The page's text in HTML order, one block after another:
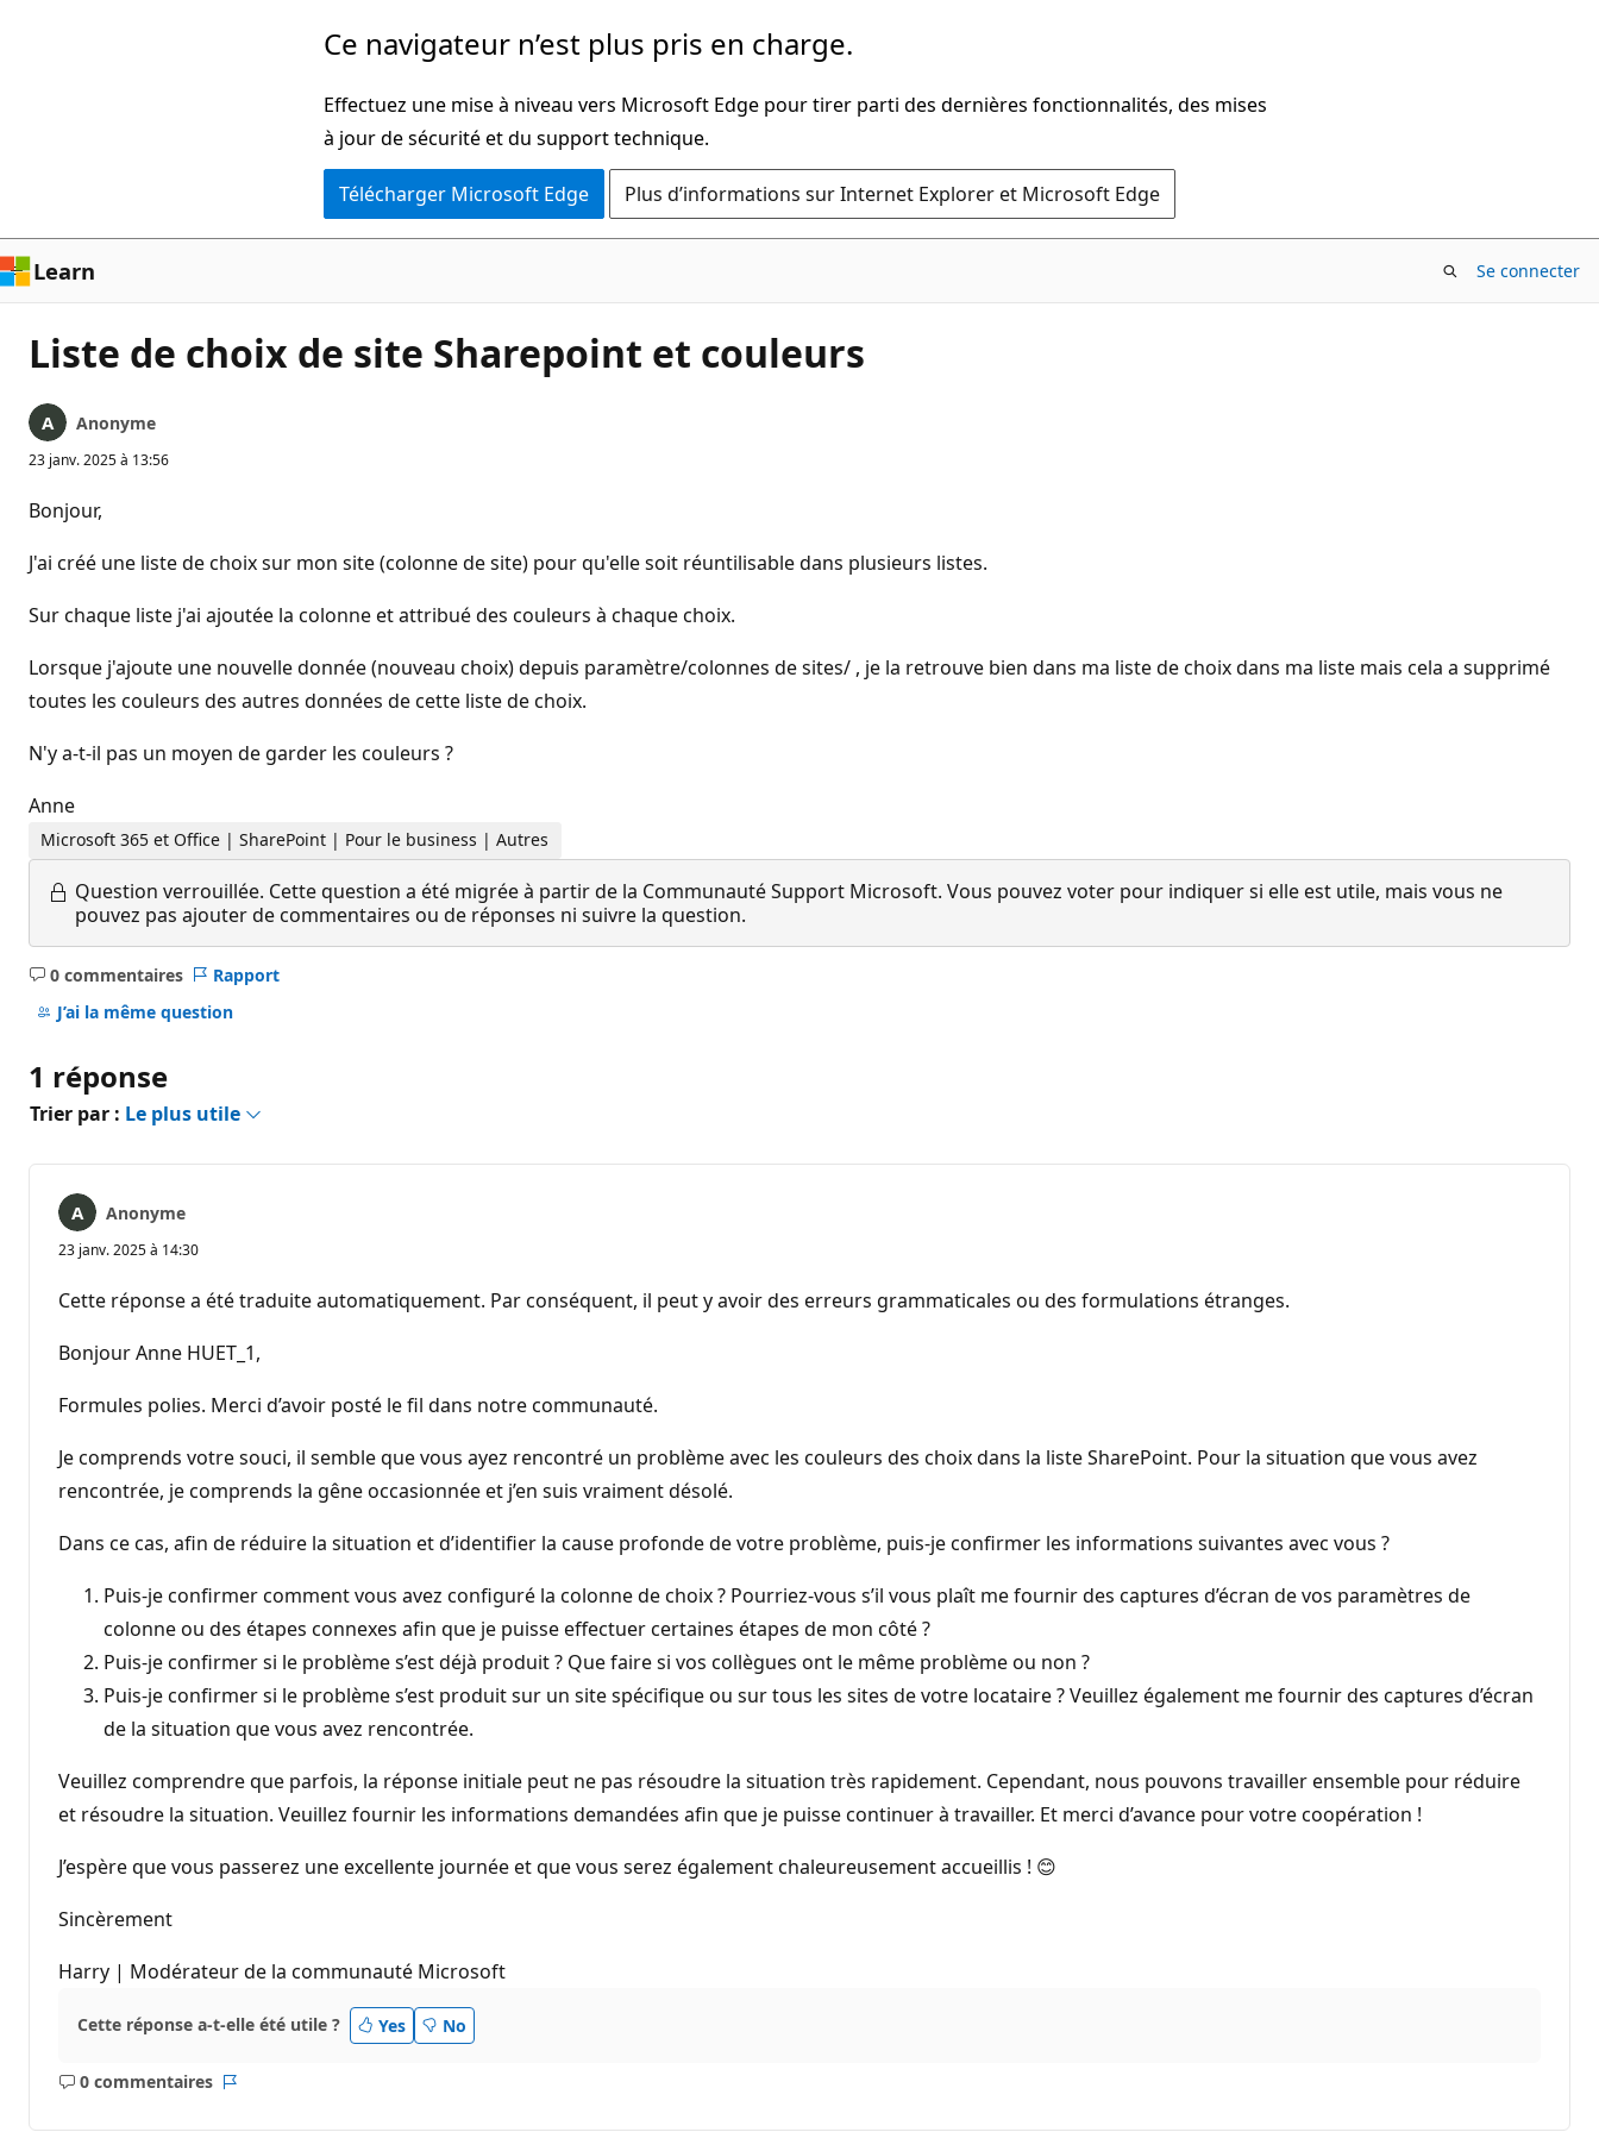
Ce navigateur n’est plus pris en charge.
Effectuez une mise à niveau vers Microsoft Edge pour tirer parti des dernières fonctionnalités, des mises
à jour de sécurité et du support technique.
Télécharger Microsoft Edge Plus d’informations sur Internet Explorer et Microsoft Edge
Learn Se connecter
Liste de choix de site Sharepoint et couleurs
Anonyme
23 janv. 2025 à 13:56
Bonjour,
J'ai créé une liste de choix sur mon site (colonne de site) pour qu'elle soit réuntilisable dans plusieurs listes.
Sur chaque liste j'ai ajoutée la colonne et attribué des couleurs à chaque choix.
Lorsque j'ajoute une nouvelle donnée (nouveau choix) depuis paramètre/colonnes de sites/ , je la retrouve bien dans ma liste de choix dans ma liste mais cela a supprimé
toutes les couleurs des autres données de cette liste de choix.
N'y a-t-il pas un moyen de garder les couleurs ?
Anne
Microsoft 365 et Office | SharePoint | Pour le business | Autres
Question verrouillée. Cette question a été migrée à partir de la Communauté Support Microsoft. Vous pouvez voter pour indiquer si elle est utile, mais vous ne
pouvez pas ajouter de commentaires ou de réponses ni suivre la question.
0 commentaires
Aucun
commentaire
Rapport
J’ai la même question
1 réponse
Trier par : Le plus utile
Anonyme
23 janv. 2025 à 14:30
Cette réponse a été traduite automatiquement. Par conséquent, il peut y avoir des erreurs grammaticales ou des formulations étranges.
Bonjour Anne HUET_1,
Formules polies. Merci d’avoir posté le fil dans notre communauté.
Je comprends votre souci, il semble que vous ayez rencontré un problème avec les couleurs des choix dans la liste SharePoint. Pour la situation que vous avez
rencontrée, je comprends la gêne occasionnée et j’en suis vraiment désolé.
Dans ce cas, afin de réduire la situation et d’identifier la cause profonde de votre problème, puis-je confirmer les informations suivantes avec vous ?
Puis-je confirmer comment vous avez configuré la colonne de choix ? Pourriez-vous s’il vous plaît me fournir des captures d’écran de vos paramètres de
colonne ou des étapes connexes afin que je puisse effectuer certaines étapes de mon côté ?
Puis-je confirmer si le problème s’est déjà produit ? Que faire si vos collègues ont le même problème ou non ?
Puis-je confirmer si le problème s’est produit sur un site spécifique ou sur tous les sites de votre locataire ? Veuillez également me fournir des captures d’écran
de la situation que vous avez rencontrée.
Veuillez comprendre que parfois, la réponse initiale peut ne pas résoudre la situation très rapidement. Cependant, nous pouvons travailler ensemble pour réduire
et résoudre la situation. Veuillez fournir les informations demandées afin que je puisse continuer à travailler. Et merci d’avance pour votre coopération !
J’espère que vous passerez une excellente journée et que vous serez également chaleureusement accueillis ! 😊
Sincèrement
Harry | Modérateur de la communauté Microsoft
Cette réponse a-t-elle été utile ? Yes No
0 commentaires
Aucun